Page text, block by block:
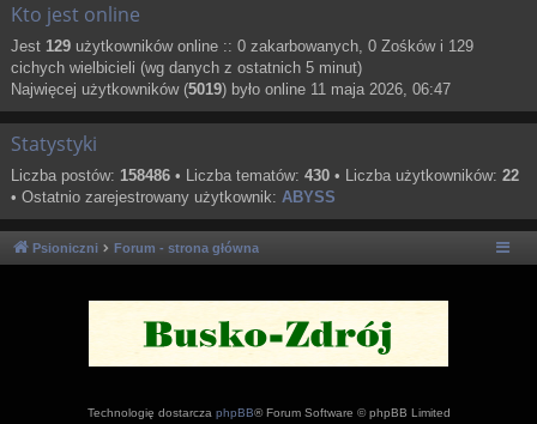
Kto jest online
Jest 129 użytkowników online :: 0 zakarbowanych, 0 Zośków i 129
cichych wielbicieli (wg danych z ostatnich 5 minut)
Najwięcej użytkowników (5019) było online 11 maja 2026, 06:47
Statystyki
Liczba postów: 158486 • Liczba tematów: 430 • Liczba użytkowników: 22
• Ostatnio zarejestrowany użytkownik: ABYSS
Psioniczni Forum - strona główna
Technologię dostarcza phpBB® Forum Software © phpBB Limited